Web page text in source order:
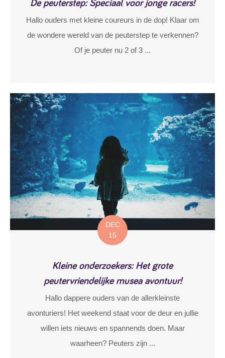
De peuterstep: Speciaal voor jonge racers!
Hallo ouders met kleine coureurs in de dop! Klaar om
de wondere wereld van de peuterstep te verkennen?
Of je peuter nu 2 of 3 ...
DEC
15
Kleine onderzoekers: Het grote
peutervriendelijke musea avontuur!
Hallo dappere ouders van de allerkleinste
avonturiers! Het weekend staat voor de deur en jullie
willen iets nieuws en spannends doen. Maar
waarheen? Peuters zijn ...